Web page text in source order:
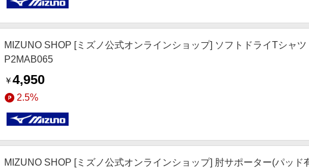
MIZUNO SHOP [ミズノ公式オンラインショップ] ソフトドライTシャ
P2MAB065
￥4,950
2.5%
MIZUNO SHOP [ミズノ公式オンラインショップ] 肘サポーター(パッド